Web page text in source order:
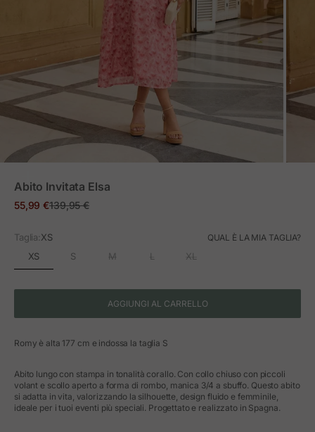
Abito Invitata Elsa
Prezzo in offerta
55,99 €Prezzo normale
139,95 €
Taglia:XS QUAL È LA MIA TAGLIA?
XS S M L XL
AGGIUNGI AL CARRELLO
Romy è alta 177 cm e indossa la taglia S
Abito lungo con stampa in tonalità corallo. Con collo chiuso con piccoli
volant e scollo aperto a forma di rombo, manica 3/4 a sbuffo. Questo abito
si adatta in vita, valorizzando la silhouette, design fluido e femminile,
ideale per i tuoi eventi più speciali. Progettato e realizzato in Spagna.